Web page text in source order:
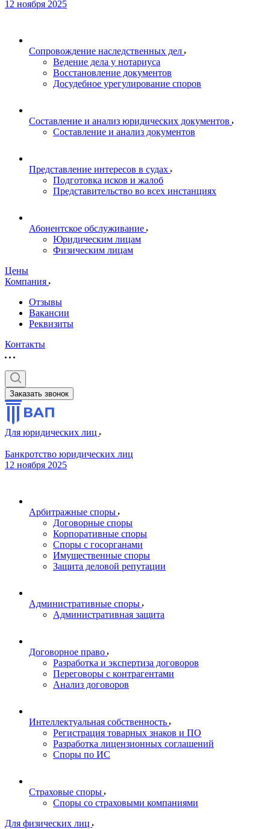
12 ноября 2025
Сопровождение наследственных дел
Ведение дела у нотариуса
Восстановление документов
Досудебное урегулирование споров
Составление и анализ юридических документов
Составление и анализ документов
Представление интересов в судах
Подготовка исков и жалоб
Представительство во всех инстанциях
Абонентское обслуживание
Юридическим лицам
Физическим лицам
Цены
Компания
Отзывы
Вакансии
Реквизиты
Контакты
Заказать звонок
Для юридических лиц
Банкротство юридических лиц
12 ноября 2025
Арбитражные споры
Договорные споры
Корпоративные споры
Споры с госорганами
Имущественные споры
Защита деловой репутации
Административные споры
Административная защита
Договорное право
Разработка и экспертиза договоров
Переговоры с контрагентами
Анализ договоров
Интеллектуальная собственность
Регистрация товарных знаков и ПО
Разработка лицензионных соглашений
Споры по ИС
Страховые споры
Споры со страховыми компаниями
Для физических лиц